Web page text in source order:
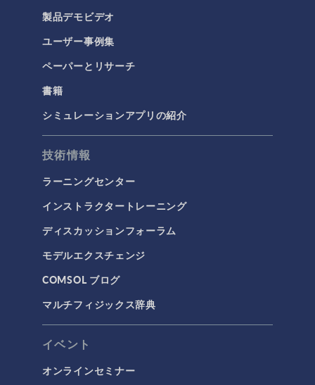
製品デモビデオ
ユーザー事例集
ペーパーとリサーチ
書籍
シミュレーションアプリの紹介
技術情報
ラーニングセンター
インストラクタートレーニング
ディスカッションフォーラム
モデルエクスチェンジ
COMSOL ブログ
マルチフィジックス辞典
イベント
オンラインセミナー